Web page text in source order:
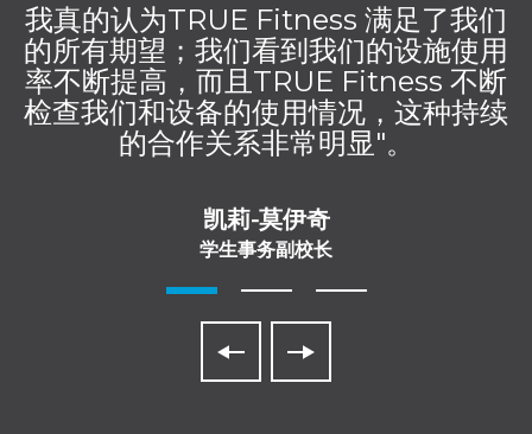
我真的认为TRUE Fitness 满足了我们
的所有期望；我们看到我们的设施使用
率不断提高，而且TRUE Fitness 不断
检查我们和设备的使用情况，这种持续
的合作关系非常明显"。
凯莉-莫伊奇
学生事务副校长